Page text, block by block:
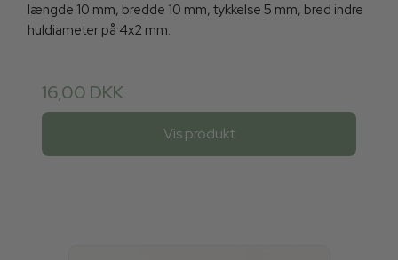
længde 10 mm, bredde 10 mm, tykkelse 5 mm, bred indre
huldiameter på 4x2 mm.
16,00 DKK
Vis produkt